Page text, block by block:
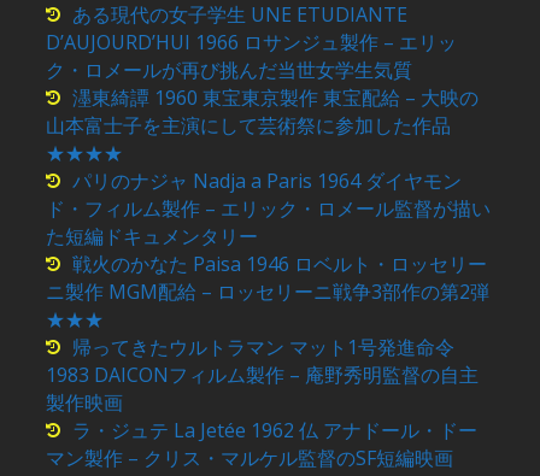
ある現代の女子学生 UNE ETUDIANTE
D’AUJOURD’HUI 1966 ロサンジュ製作 – エリッ
ク・ロメールが再び挑んだ当世女学生気質
濹東綺譚 1960 東宝東京製作 東宝配給 – 大映の
山本富士子を主演にして芸術祭に参加した作品
★★★★
パリのナジャ Nadja a Paris 1964 ダイヤモン
ド・フィルム製作 – エリック・ロメール監督が描い
た短編ドキュメンタリー
戦火のかなた Paisa 1946 ロベルト・ロッセリー
ニ製作 MGM配給 – ロッセリーニ戦争3部作の第2弾
★★★
帰ってきたウルトラマン マット1号発進命令
1983 DAICONフィルム製作 – 庵野秀明監督の自主
製作映画
ラ・ジュテ La Jetée 1962 仏 アナドール・ドー
マン製作 – クリス・マルケル監督のSF短編映画